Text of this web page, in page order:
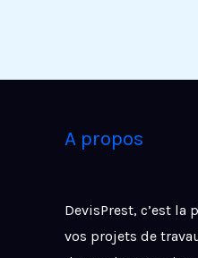
A propos
DevisPrest, c’est
vos projets de